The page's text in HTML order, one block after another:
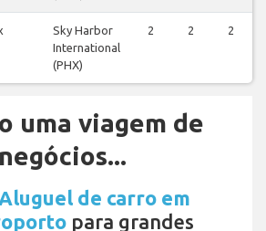
Sky Harbor
International
(PHX)
2 2 2
uma viagem de
Aluguel de carro em
para grandes